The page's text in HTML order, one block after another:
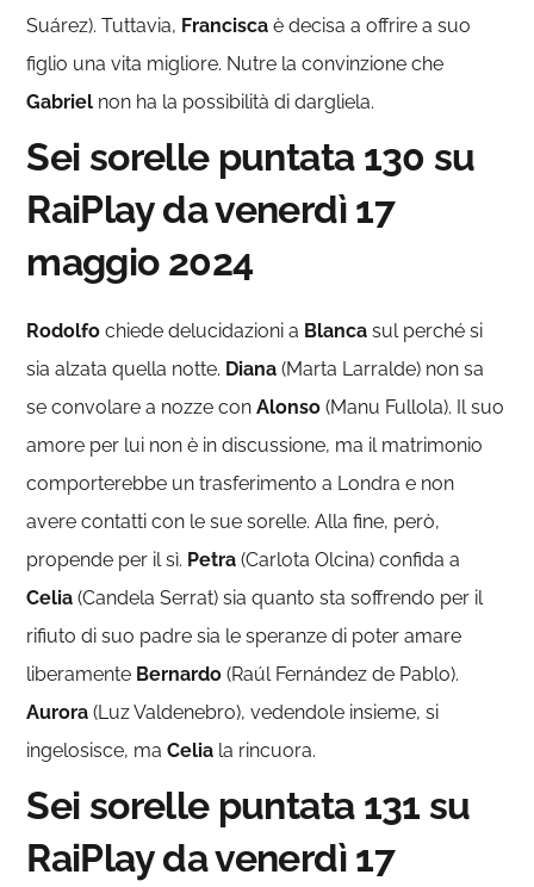
Suárez). Tuttavia, Francisca è decisa a offrire a suo
figlio una vita migliore. Nutre la convinzione che
Gabriel non ha la possibilità di dargliela.
Sei sorelle puntata 130 su
RaiPlay da venerdì 17
maggio 2024
Rodolfo chiede delucidazioni a Blanca sul perché si
sia alzata quella notte. Diana (Marta Larralde) non sa
se convolare a nozze conAlonso(Manu Fullola). Il suo
amore per lui non è in discussione, ma il matrimonio
comporterebbe un trasferimento a Londra e non
avere contatti con le sue sorelle. Alla fine, però,
propende per il sì. Petra (Carlota Olcina) confida a
Celia (Candela Serrat) sia quanto sta soffrendo per il
rifiuto di suo padre sia le speranze di poter amare
liberamente Bernardo(Raúl Fernández de Pablo).
Aurora(Luz Valdenebro), vedendole insieme, si
ingelosisce, maCelia la rincuora.
Sei sorelle puntata 131 su
RaiPlay da venerdì 17